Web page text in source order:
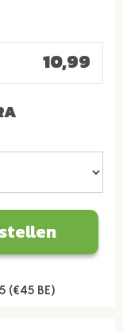
10,99
(€45 BE)